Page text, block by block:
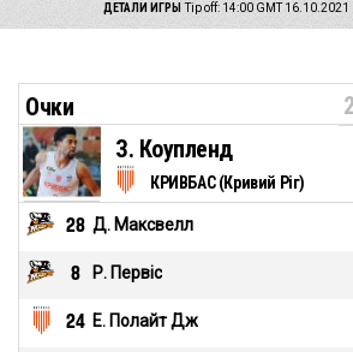
ДЕТАЛИ ИГРЫ Tip off: 14:00 GMT 16.10.2021
Очки
КРИВБАС (Кривий Ріг)
З. Коупленд
28 Д. Максвелл
8 Р. Первіс
24 Е. Полайт Дж